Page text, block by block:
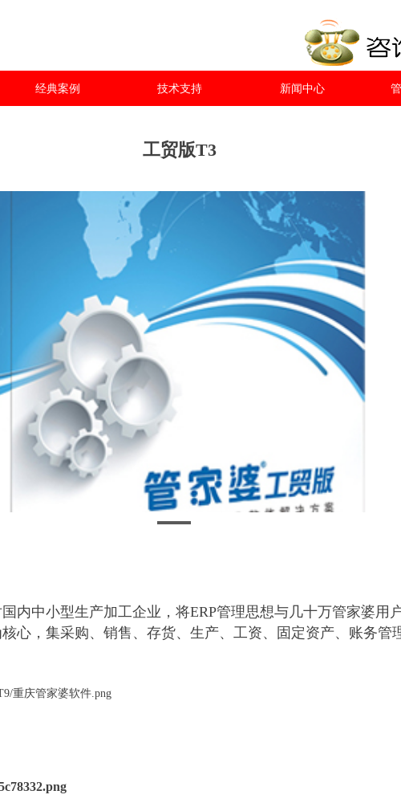
经典案例 技术支持 新闻中心
工贸版T3
内中小型生产加工企业，将ERP管理思想与几十万管家婆用
心，集采购、销售、存货、生产、工资、固定资产、账务管